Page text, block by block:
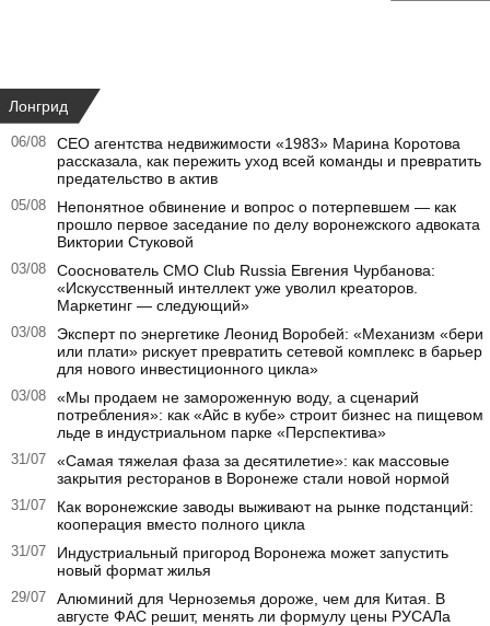
Лонгрид
06/08
CEO агентства недвижимости «1983» Марина Коротова
рассказала, как пережить уход всей команды и превратить
предательство в актив
05/08
Непонятное обвинение и вопрос о потерпевшем — как
прошло первое заседание по делу воронежского адвоката
Виктории Стуковой
03/08
Сооснователь CMO Club Russia Евгения Чурбанова:
«Искусственный интеллект уже уволил креаторов.
Маркетинг — следующий»
03/08
Эксперт по энергетике Леонид Воробей: «Механизм «бери
или плати» рискует превратить сетевой комплекс в барьер
для нового инвестиционного цикла»
03/08
«Мы продаем не замороженную воду, а сценарий
потребления»: как «Айс в кубе» строит бизнес на пищевом
льде в индустриальном парке «Перспектива»
31/07
«Самая тяжелая фаза за десятилетие»: как массовые
закрытия ресторанов в Воронеже стали новой нормой
31/07
Как воронежские заводы выживают на рынке подстанций:
кооперация вместо полного цикла
31/07
Индустриальный пригород Воронежа может запустить
новый формат жилья
29/07
Алюминий для Черноземья дороже, чем для Китая. В
августе ФАС решит, менять ли формулу цены РУСАЛа